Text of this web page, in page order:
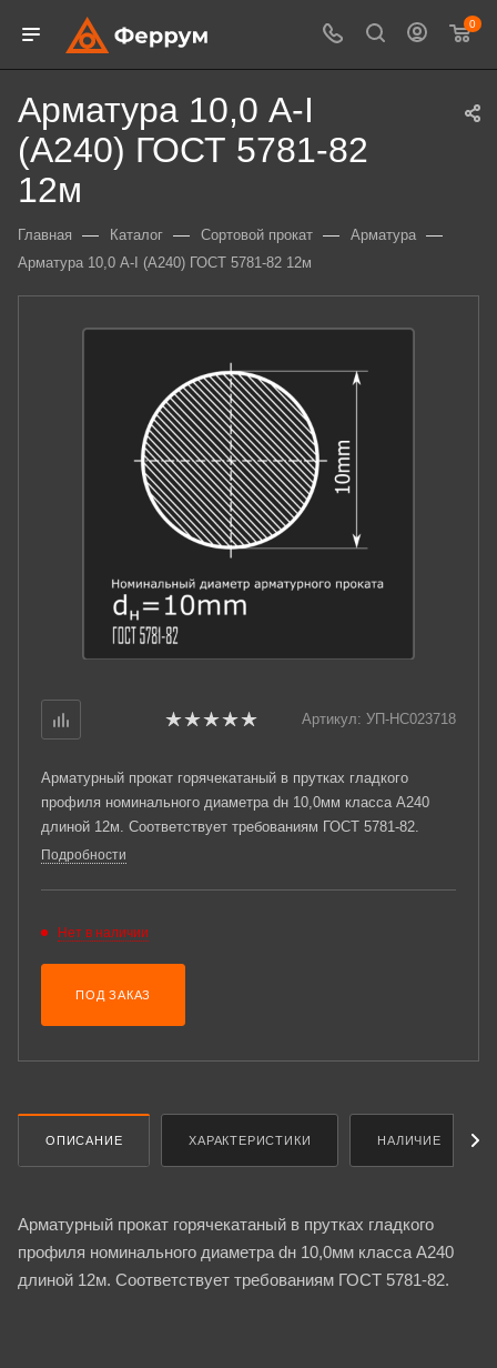
0
Арматура 10,0 А-I
(А240) ГОСТ 5781-82
12м
Главная — Каталог — Сортовой прокат — Арматура —
Арматура 10,0 А-I (А240) ГОСТ 5781-82 12м
Артикул: УП-НС023718
Арматурный прокат горячекатаный в прутках гладкого
профиля номинального диаметра dн 10,0мм класса А240
длиной 12м. Соответствует требованиям ГОСТ 5781-82.
Подробности
Нет в наличии
ПОД ЗАКАЗ
ОПИСАНИЕ ХАРАКТЕРИСТИКИ НАЛИЧИЕ
Арматурный прокат горячекатаный в прутках гладкого
профиля номинального диаметра dн 10,0мм класса А240
длиной 12м. Соответствует требованиям ГОСТ 5781-82.